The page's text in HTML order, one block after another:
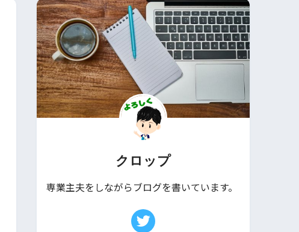
クロップ
専業主夫をしながらブログを書いています。